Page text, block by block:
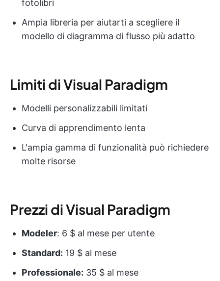
fotolibri
Ampia libreria per aiutarti a scegliere il
modello di diagramma di flusso più adatto
Limiti di Visual Paradigm
Modelli personalizzabili limitati
Curva di apprendimento lenta
L'ampia gamma di funzionalità può richiedere
molte risorse
Prezzi di Visual Paradigm
Modeler: 6 $ al mese per utente
Standard: 19 $ al mese
Professionale: 35 $ al mese